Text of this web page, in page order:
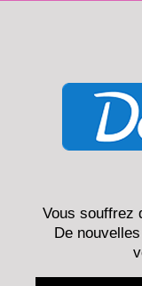
Vous souffrez
De